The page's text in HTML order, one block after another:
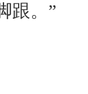
跟。”